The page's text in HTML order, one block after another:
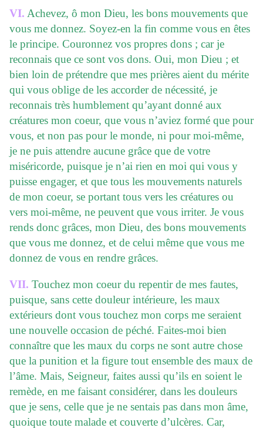
VI. Achevez, ô mon Dieu, les bons mouvements que
vous me donnez. Soyez-en la fin comme vous en êtes
le principe. Couronnez vos propres dons ; car je
reconnais que ce sont vos dons. Oui, mon Dieu ; et
bien loin de prétendre que mes prières aient du mérite
qui vous oblige de les accorder de nécessité, je
reconnais très humblement qu’ayant donné aux
créatures mon coeur, que vous n’aviez formé que pour
vous, et non pas pour le monde, ni pour moi-même,
je ne puis attendre aucune grâce que de votre
miséricorde, puisque je n’ai rien en moi qui vous y
puisse engager, et que tous les mouvements naturels
de mon coeur, se portant tous vers les créatures ou
vers moi-même, ne peuvent que vous irriter. Je vous
rends donc grâces, mon Dieu, des bons mouvements
que vous me donnez, et de celui même que vous me
donnez de vous en rendre grâces.
VII. Touchez mon coeur du repentir de mes fautes,
puisque, sans cette douleur intérieure, les maux
extérieurs dont vous touchez mon corps me seraient
une nouvelle occasion de péché. Faites-moi bien
connaître que les maux du corps ne sont autre chose
que la punition et la figure tout ensemble des maux de
l’âme. Mais, Seigneur, faites aussi qu’ils en soient le
remède, en me faisant considérer, dans les douleurs
que je sens, celle que je ne sentais pas dans mon âme,
quoique toute malade et couverte d’ulcères. Car,